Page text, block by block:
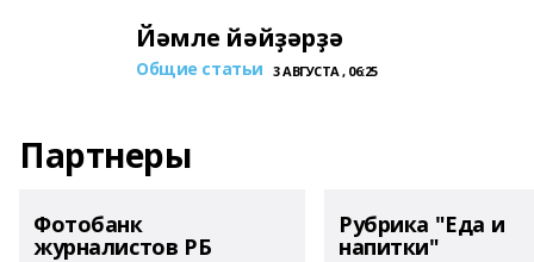
Йәмле йәйҙәрҙә
Общие статьи 3 АВГУСТА , 06:25
Партнеры
Фотобанк
журналистов РБ
Рубрика "Еда и
напитки"